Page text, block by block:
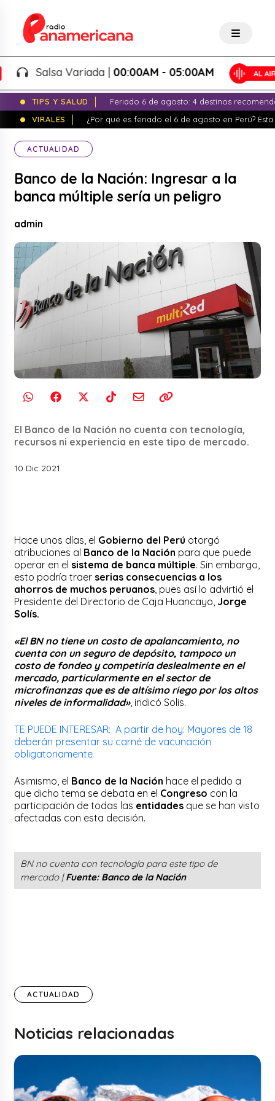
Salsa Variada |00:00AM - 05:00AM
TIPS Y SALUD
Feriado 6 de agosto: 4 destinos
VIRALES
¿Por qué es feriado el 6 de agosto en Perú?
ACTUALIDAD
Banco de la Nación: Ingresar a la
banca múltiple sería un peligro
admin
El Banco de la Nación no cuenta con tecnología,
recursos ni experiencia en este tipo de mercado.
10 Dic 2021
Hace unos días, el Gobierno del Perú otorgó
atribuciones al Banco de la Nación para que puede
operar en el sistema de banca múltiple. Sin embargo,
esto podría traer serias consecuencias a los
ahorros de muchos peruanos , pues así lo advirtió el
Presidente del Directorio de Caja Huancayo, Jorge
Solís.
«El BN no tiene un costo de apalancamiento, no
cuenta con un seguro de depósito, tampoco un
costo de fondeo y competiría deslealmente en el
mercado, particularmente en el sector de
microfinanzas que es de altísimo riego por los altos
niveles de informalidad», indicó Solis.
TE PUEDE INTERESAR: A partir de hoy: Mayores de 18
deberán presentar su carné de vacunación
obligatoriamente
Asimismo, el Banco de la Nación hace el pedido a
que dicho tema se debata en el Congreso con la
participación de todas las entidades que se han visto
afectadas con esta decisión.
BN no cuenta con tecnología para este tipo de
mercado |Fuente: Banco de la Nación
ACTUALIDAD
Noticias relacionadas